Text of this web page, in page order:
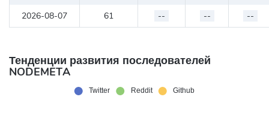
2026-08-07 61 -- -- --
Тенденции развития последователей
NODEMETA